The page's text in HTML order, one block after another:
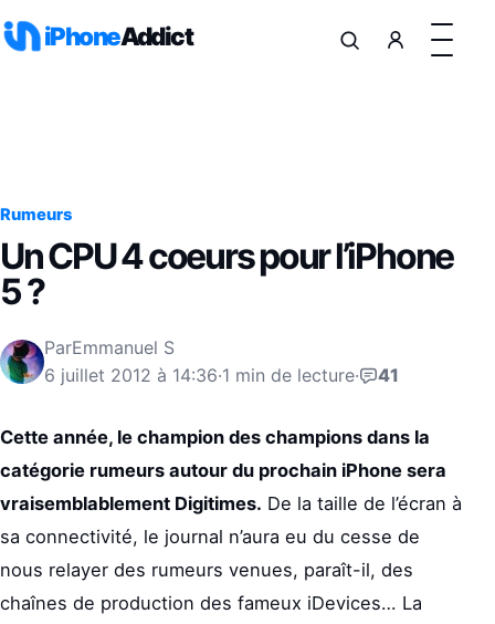
iPhoneAddict
Rumeurs
Un CPU 4 coeurs pour l’iPhone
5 ?
ParEmmanuel S
6 juillet 2012 à 14:36·1 min de lecture· 41
Cette année, le champion des champions dans la
catégorie rumeurs autour du prochain iPhone sera
vraisemblablement Digitimes. De la taille de l’écran à
sa connectivité, le journal n’aura eu du cesse de
nous relayer des rumeurs venues, paraît-il, des
chaînes de production des fameux iDevices… La